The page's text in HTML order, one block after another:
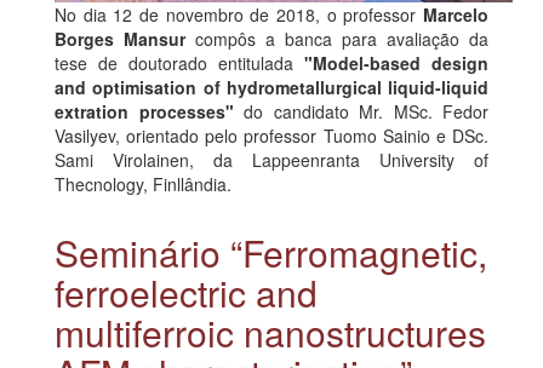
No dia 12 de novembro de 2018, o professor Marcelo
Borges Mansurcompôs a banca para avaliação da
tese de doutorado entitulada "Model-based design
and optimisation of hydrometallurgical liquid-liquid
extration processes" do candidato Mr. MSc. Fedor
Vasilyev, orientado pelo professor Tuomo Sainio e DSc.
Sami Virolainen, da Lappeenranta University of
Thecnology, Finllândia.
Seminário “Ferromagnetic,
ferroelectric and
multiferroic nanostructures